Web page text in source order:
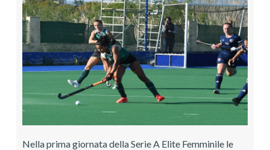
Nella prima giornata della Serie A Elite Femminile le